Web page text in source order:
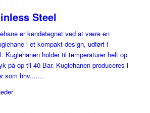
Steel
er kendetegnet ved at være en
i et kompakt design, udført i
Kuglehanen holder til temperaturer helt op
på op til 40 Bar. Kuglehanen produceres i
som hhv.......